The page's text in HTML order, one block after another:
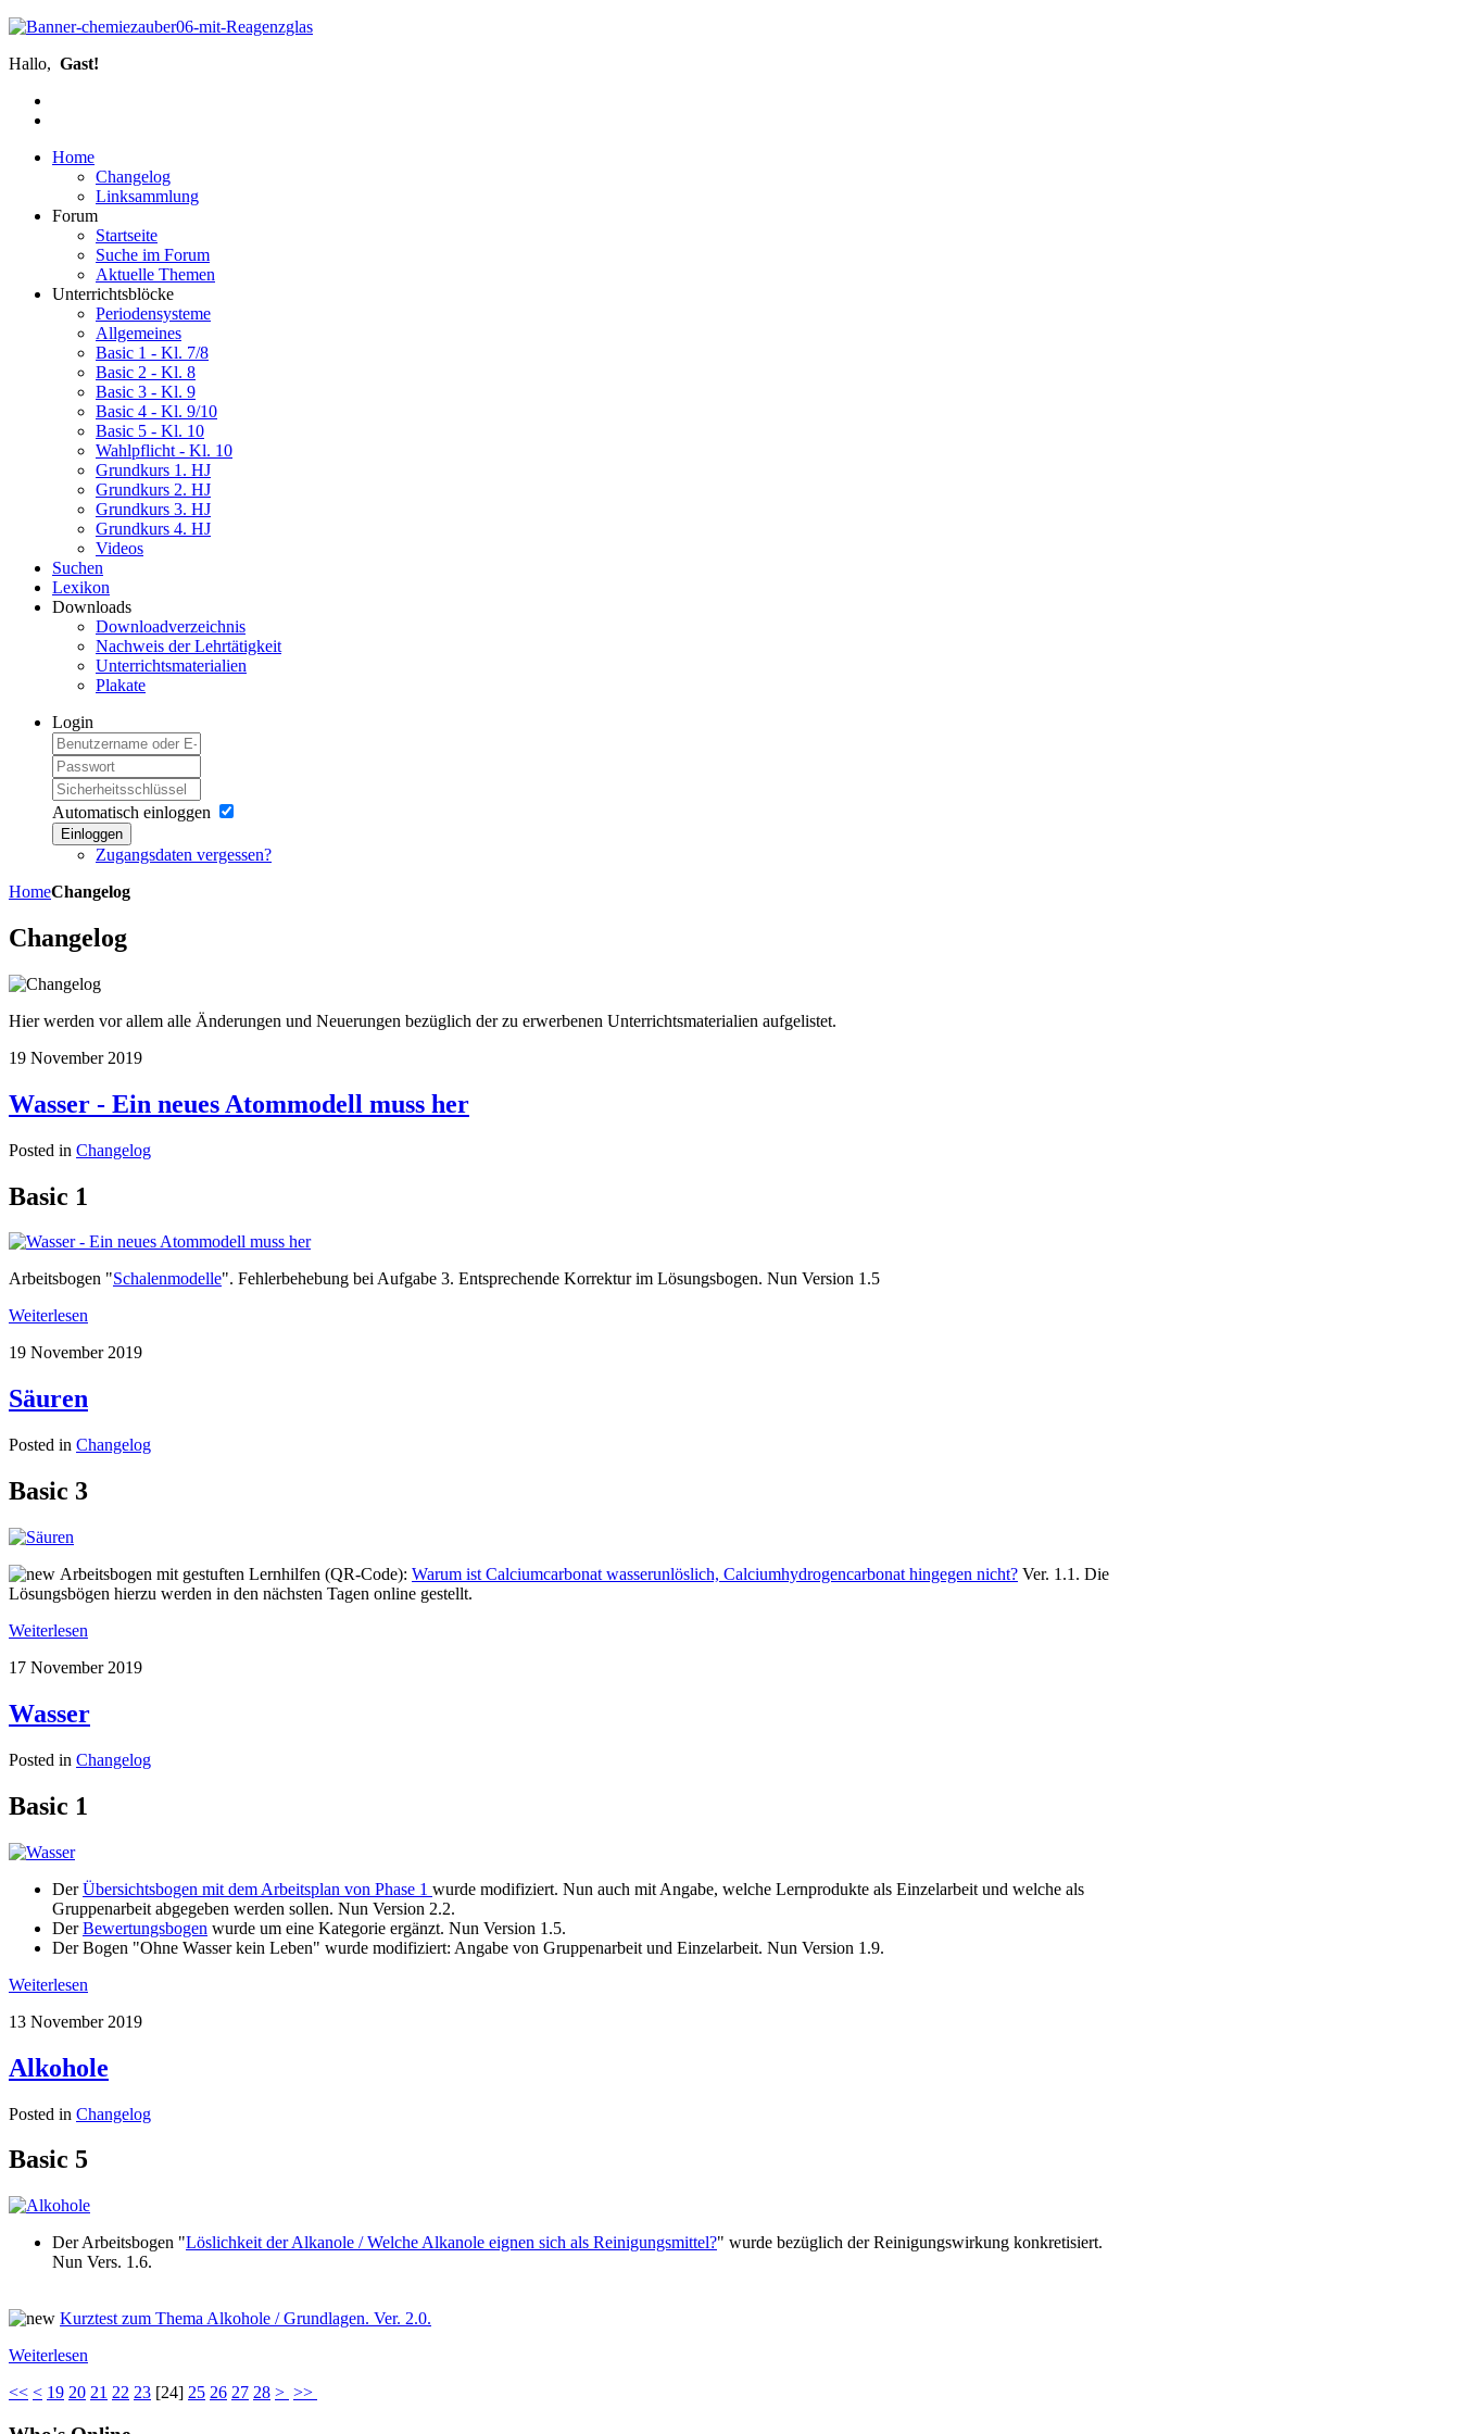
Hallo, Gast!
Home
Changelog
Linksammlung
Forum
Startseite
Suche im Forum
Aktuelle Themen
Unterrichtsblöcke
Periodensysteme
Allgemeines
Basic 1 - Kl. 7/8
Basic 2 - Kl. 8
Basic 3 - Kl. 9
Basic 4 - Kl. 9/10
Basic 5 - Kl. 10
Wahlpflicht - Kl. 10
Grundkurs 1. HJ
Grundkurs 2. HJ
Grundkurs 3. HJ
Grundkurs 4. HJ
Videos
Suchen
Lexikon
Downloads
Downloadverzeichnis
Nachweis der Lehrtätigkeit
Unterrichtsmaterialien
Plakate
Login
Automatisch einloggen
Einloggen
Zugangsdaten vergessen?
HomeChangelog
Changelog
Hier werden vor allem alle Änderungen und Neuerungen bezüglich der zu erwerbenen Unterrichtsmaterialien aufgelistet.
19 November 2019
Wasser - Ein neues Atommodell muss her
Posted in Changelog
Basic 1
Arbeitsbogen "Schalenmodelle". Fehlerbehebung bei Aufgabe 3. Entsprechende Korrektur im Lösungsbogen. Nun Version 1.5
Weiterlesen
19 November 2019
Säuren
Posted in Changelog
Basic 3
Arbeitsbogen mit gestuften Lernhilfen (QR-Code): Warum ist Calciumcarbonat wasserunlöslich, Calciumhydrogencarbonat hingegen nicht? Ver. 1.1. Die
Lösungsbögen hierzu werden in den nächsten Tagen online gestellt.
Weiterlesen
17 November 2019
Wasser
Posted in Changelog
Basic 1
DerÜbersichtsbogen mit dem Arbeitsplan von Phase 1 wurde modifiziert. Nun auch mit Angabe, welche Lernprodukte als Einzelarbeit und welche als
Gruppenarbeit abgegeben werden sollen. Nun Version 2.2.
DerBewertungsbogen wurde um eine Kategorie ergänzt. Nun Version 1.5.
Der Bogen "Ohne Wasser kein Leben" wurde modifiziert: Angabe von Gruppenarbeit und Einzelarbeit. Nun Version 1.9.
Weiterlesen
13 November 2019
Alkohole
Posted in Changelog
Basic 5
Der Arbeitsbogen "Löslichkeit der Alkanole / Welche Alkanole eignen sich als Reinigungsmittel?" wurde bezüglich der Reinigungswirkung konkretisiert.
Nun Vers. 1.6.
Kurztest zum Thema Alkohole / Grundlagen. Ver. 2.0.
Weiterlesen
<< < 19 20 21 22 23 [24] 25 26 27 28 > >>